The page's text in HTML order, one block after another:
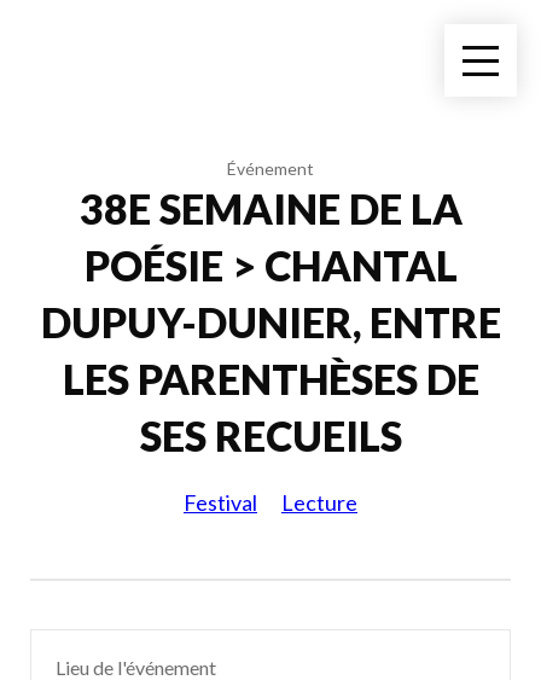
Événement
38E SEMAINE DE LA
POÉSIE > CHANTAL
DUPUY-DUNIER, ENTRE
LES PARENTHÈSES DE
SES RECUEILS
Festival Lecture
Lieu de l'événement